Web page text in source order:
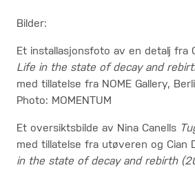
Bilder:
Et installasjonsfoto av en detalj fra
Life in the state of decay and
med tillatelse fra NOME Gallery,
Photo: MOMENTUM
Et oversiktsbilde av Nina Canells
med tillatelse fra utøveren og Cian
in the state of decay and rebirth